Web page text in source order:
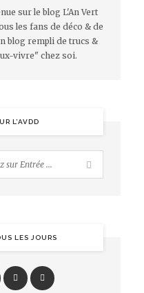
sur le blog L'An Vert
les fans de déco & de
blog rempli de trucs &
vivre" chez soi.
L’AVDD
LES JOURS